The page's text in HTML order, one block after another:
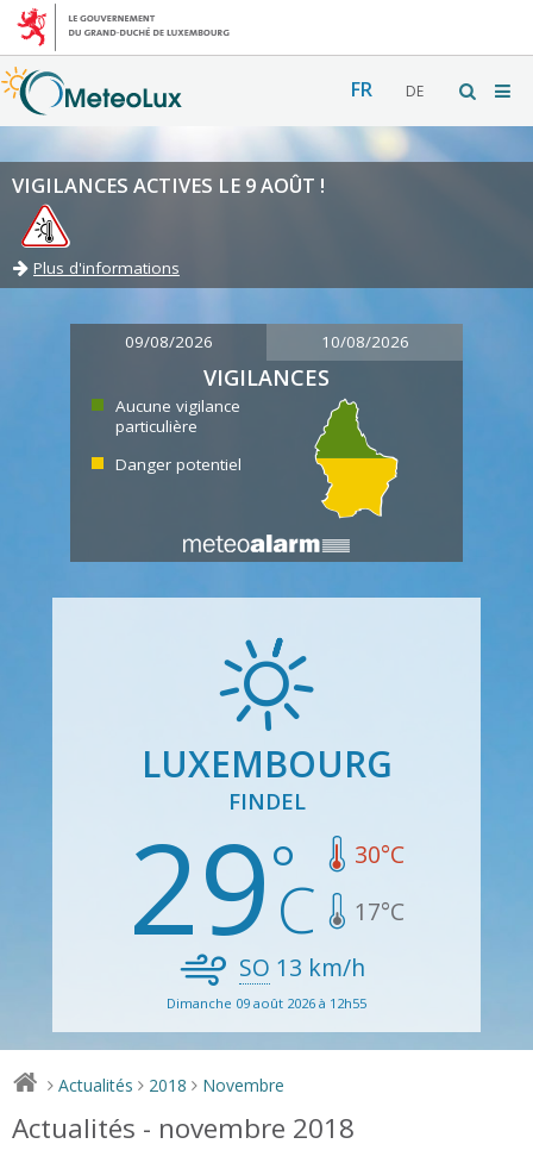
FR DE
VIGILANCES ACTIVES LE 9 AOÛT !
Plus d'informations
09/08/2026 10/08/2026
VIGILANCES
Aucune vigilance
particulière
Danger potentiel
LUXEMBOURG
FINDEL
29 30°C
17°C
SO 13 km/h
Dimanche 09 août 2026 à 12h55
> Actualités > 2018 > Novembre
Actualités - novembre 2018